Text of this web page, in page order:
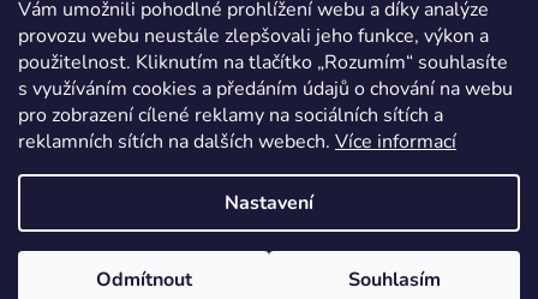
Vám umožnili pohodlné prohlížení webu a díky analýze
provozu webu neustále zlepšovali jeho funkce, výkon a
použitelnost. Kliknutím na tlačítko „Rozumím“ souhlasíte
s využíváním cookies a předáním údajů o chování na webu
pro zobrazení cílené reklamy na sociálních sítích a
reklamních sítích na dalších webech. Více informací
Nastavení
Odmítnout Souhlasím
E-mail
Vložením e-mailu souhlasíte spodmínkami ochrany
osobních údajů
Vytvořil Shoptet